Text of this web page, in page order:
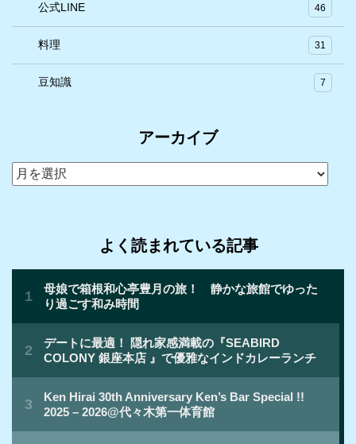
公式LINE 46
料理 31
豆知識 7
アーカイブ
ア
よく読まれている記事